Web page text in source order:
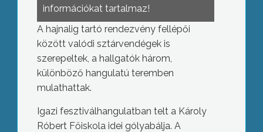
információkat tartalmaz!
A hajnalig tartó rendezvény fellépői
között valódi sztárvendégek is
szerepeltek, a hallgatók három,
különböző hangulatú teremben
mulathattak.
Igazi fesztiválhangulatban telt a Károly
Róbert Főiskola idei gólyabálja. A